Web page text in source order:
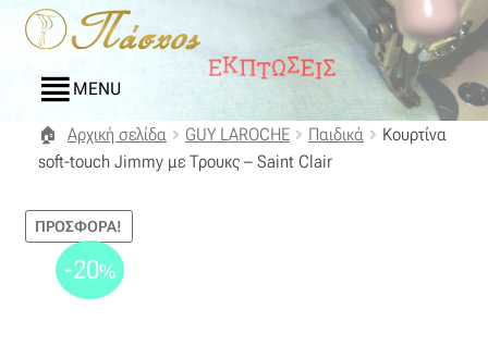
Απευθείας
μετάβαση
στην
πλοήγηση
Μετάβαση
σε
περιεχόμενο
MENU
Αρχική
Compare
Αρχική σελίδα GUY LAROCHE Παιδικά
Koυρτίνα
soft-touch Jimmy με Τρουκς – Saint Clair
ΠΡΟΣΦΟΡΆ!
-20%